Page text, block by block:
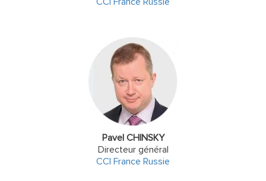
Pavel CHINSKY
Directeur général
CCI France Russie